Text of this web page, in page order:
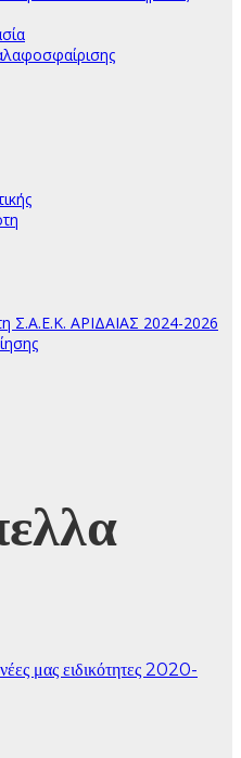
Σ.Α.Ε.Κ. ΑΡΙΔΑΙΑΣ 2024-2026
μας ειδικότητες 2020-